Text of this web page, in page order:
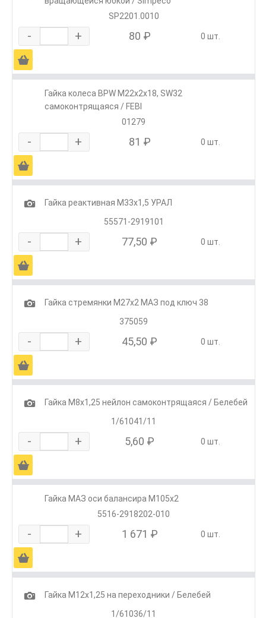
SP2201.0010
- + 80 ₽ 0 шт.
Ä
Гайка колеса BPW М22х2х18, SW32
самоконтрящаяся / FEBI
01279
- + 81 ₽ 0 шт.
Ä
1
Гайка реактивная М33х1,5 УРАЛ
55571-2919101
- + 77,50 ₽ 0 шт.
Ä
1
Гайка стремянки М27х2 МАЗ под ключ 38
375059
- + 45,50 ₽ 0 шт.
Ä
1
Гайка М8х1,25 нейлон самоконтрящаяся / Белебей
1/61041/11
- + 5,60 ₽ 0 шт.
Ä
Гайка МАЗ оси балансира М105х2
5516-2918202-010
- + 1 671 ₽ 0 шт.
Ä
1
Гайка М12х1,25 на переходники / Белебей
1/61036/11